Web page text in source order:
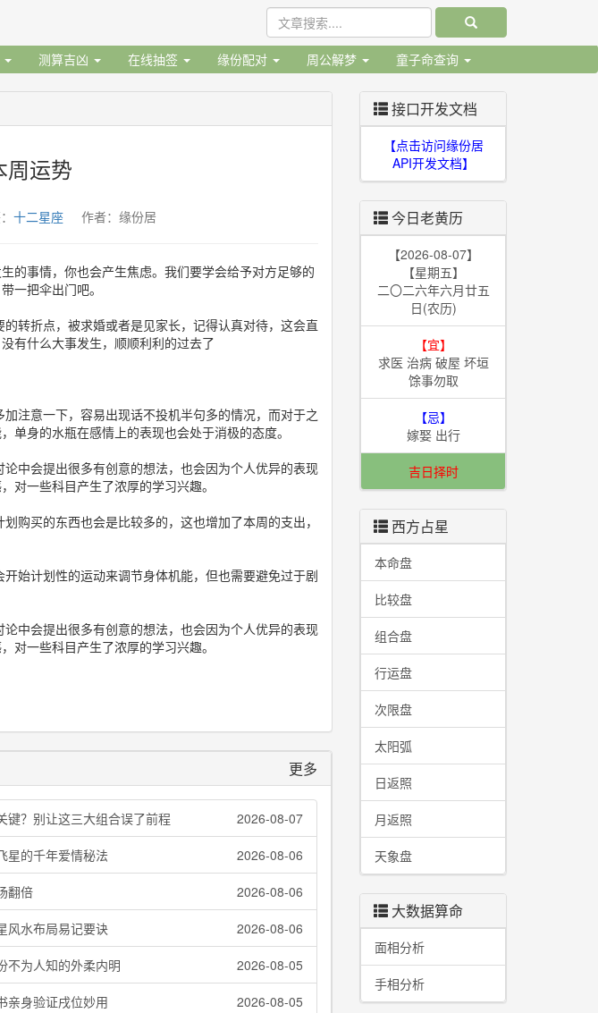
测算吉凶 在线抽签 缘份配对 周公解梦 童子命查询
周运势
十二星座 作者：缘份居
的事情，你也会产生焦虑。我们要学会给予对方足够的
一把伞出门吧。
转折点，被求婚或者是见家长，记得认真对待，这会直
有什么大事发生，顺顺利利的过去了
注意一下，容易出现话不投机半句多的情况，而对于之
单身的水瓶在感情上的表现也会处于消极的态度。
中会提出很多有创意的想法，也会因为个人优异的表现
对一些科目产生了浓厚的学习兴趣。
购买的东西也会是比较多的，这也增加了本周的支出，
始计划性的运动来调节身体机能，但也需要避免过于剧
中会提出很多有创意的想法，也会因为个人优异的表现
对一些科目产生了浓厚的学习兴趣。
更多
键？别让这三大组合误了前程 2026-08-07
星的千年爱情秘法 2026-08-06
翻倍 2026-08-06
风水布局易记要诀 2026-08-06
不为人知的外柔内明 2026-08-05
亲身验证戌位妙用 2026-08-05
接口开发文档
【点击访问缘份居
API开发文档】
今日老黄历
【2026-08-07】
【星期五】
二〇二六年六月廿五
日(农历)
【宜】
求医 治病 破屋 坏垣
馀事勿取
【忌】
嫁娶 出行
吉日择时
西方占星
本命盘
比较盘
组合盘
行运盘
次限盘
太阳弧
日返照
月返照
天象盘
大数据算命
面相分析
手相分析